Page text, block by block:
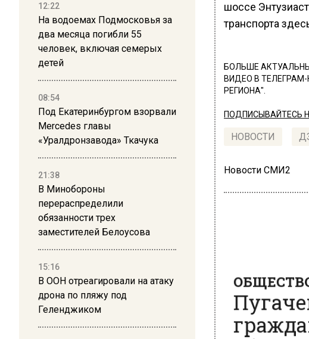
12:22
На водоемах Подмосковья за
два месяца погибли 55
человек, включая семерых
детей
08:54
Под Екатеринбургом взорвали
Mercedes главы
«Уралдронзавода» Ткачука
21:38
В Минобороны
перераспределили
обязанности трех
заместителей Белоусова
15:16
В ООН отреагировали на атаку
дрона по пляжу под
Геленджиком
шоссе
транспорта
БОЛЬШЕ
ВИДЕО В
РЕГИОНА".
ПОДПИСЫВАЙТЕСЬ
НОВОСТИ
Новости СМИ2